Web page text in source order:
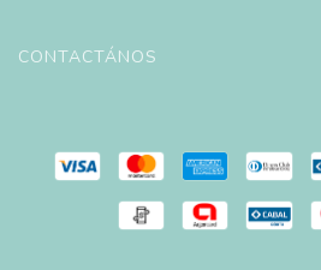
CONTACTÁNOS